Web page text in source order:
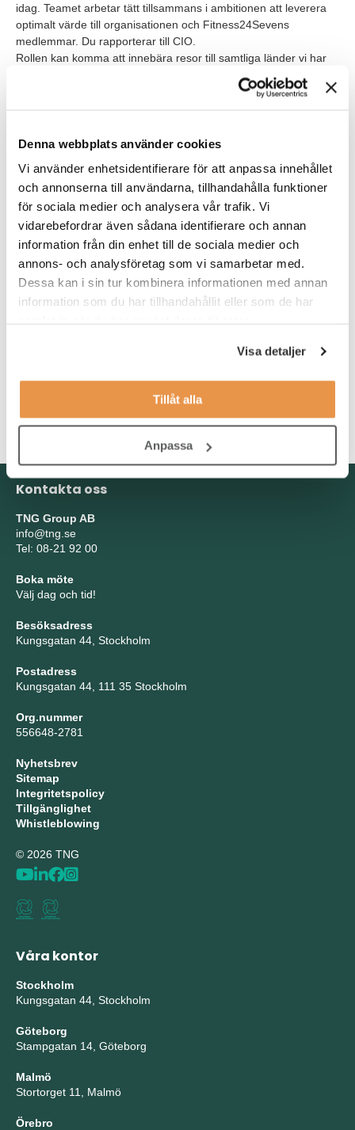
Denna webbplats använder cookies
Vi använder enhetsidentifierare för att anpassa innehållet
och annonserna till användarna, tillhandahålla funktioner
för sociala medier och analysera vår trafik. Vi
vidarebefordrar även sådana identifierare och annan
information från din enhet till de sociala medier och
annons- och analysföretag som vi samarbetar med.
Dessa kan i sin tur kombinera informationen med annan
information som du har tillhandahållit eller som de har
Visa detaljer
Tillåt alla
Anpassa
idag. Teamet arbetar tätt tillsammans i ambitionen att leverera
optimalt värde till organisationen och Fitness24Sevens
medlemmar. Du rapporterar till CIO.
Rollen kan komma att innebära resor till samtliga länder vi har
Vi har en öppen syn kring vilken utbildningsbakgrund du kan ha
En relevant IT bakgrund och erfarenhet är självklart intressant
men du kan också komma från den mer administrativa sidan där
du har jobbat som systemägare eller superuser tidigare.
Erfarenheten att ha förvaltat system och arbeta med att utveckla
funktionalitet relaterat till affärsnytta är mest intressant för oss i
kombination till en projektledande personlighet.
Det viktigaste egenskaperna vi vill se hos dig är att du har en
förmåga att se både helheter och detaljer och ditt öga för
organiserad och engagerad och har lätt för att driva saker
Du kommunicerar obehindrat i tal och i skrift på svenska och
engelska.
Kontakta oss
TNG Group AB
info@tng.se
Tel: 08-21 92 00
Boka möte
Välj dag och tid!
Besöksadress
Kungsgatan 44, Stockholm
Postadress
Kungsgatan 44, 111 35 Stockholm
Org.nummer
556648-2781
Nyhetsbrev
Sitemap
Integritetspolicy
Tillgänglighet
Whistleblowing
© 2026 TNG
Våra kontor
Stockholm
Kungsgatan 44, Stockholm
Göteborg
Stampgatan 14, Göteborg
Malmö
Stortorget 11, Malmö
Örebro